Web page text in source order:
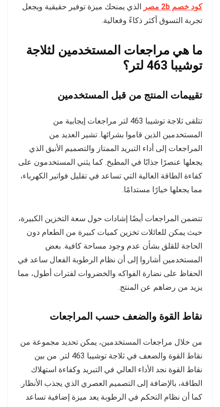
كود خصم 2b مصر
الذي يمنحك ميزة توفير حقيقية ويجعل
تجربة التسوق أكثر ذكاءً وفعالية.
ما هي مراجعات المستخدمين لثلاجة
توشيبا 463 لتر؟
تقييمات المنتج من قبل المستخدمين
تتلقى ثلاجة توشيبا 463 لتر مراجعات إيجابية من
المستخدمين الذين قاموا بشرائها. تشير العديد من
المراجعات إلى أداء التبريد الممتاز والتصميم الأنيق الذي
يجعلها عنصرًا جذابًا في المطبخ. كما يثني المستخدمون على
كفاءة الطاقة العالية التي تساعد في تقليل فواتير الكهرباء،
مما يجعلها خيارًا مستدامًا.
تتضمن المراجعات أيضًا إشادات حول سعة التخزين الكبيرة،
حيث يمكن للعائلات تخزين كميات كبيرة من الطعام دون
الحاجة للقلق بشأن عدم وجود مساحة كافية. بعض
المستخدمين أشاروا إلى أن نظام الرطوبة الفعال ساعد في
الحفاظ على نضارة الفواكه والخضروات لفترات أطول، مما
يزيد من رضاهم عن المنتج.
نقاط القوة والضعف حسب المراجعات
من خلال مراجعات المستخدمين، يمكن تحديد مجموعة من
نقاط القوة والضعف في ثلاجة توشيبا 463 لتر. من بين
نقاط القوة نجد الأداء العالي في التبريد وكفاءة استهلاك
الطاقة، بالإضافة إلى التصميم العصري الذي يجذب الأنظار.
كما أن نظام التحكم في الرطوبة يعد ميزة إضافية تساعد